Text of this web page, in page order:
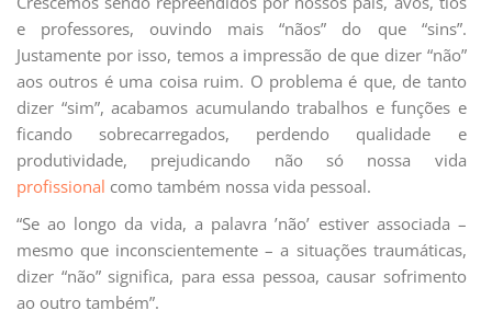
e professores, ouvindo mais “nãos” do que “sins”.
Justamente por isso, temos a impressão de que dizer “não”
aos outros é uma coisa ruim. O problema é que, de tanto
dizer “sim”, acabamos acumulando trabalhos e funções e
ficando sobrecarregados, perdendo qualidade e
produtividade, prejudicando não só nossa vida
profissional como também nossa vida pessoal.
“Se ao longo da vida, a palavra ’não’ estiver associada –
mesmo que inconscientemente – a situações traumáticas,
dizer “não” significa, para essa pessoa, causar sofrimento
ao outro também”.